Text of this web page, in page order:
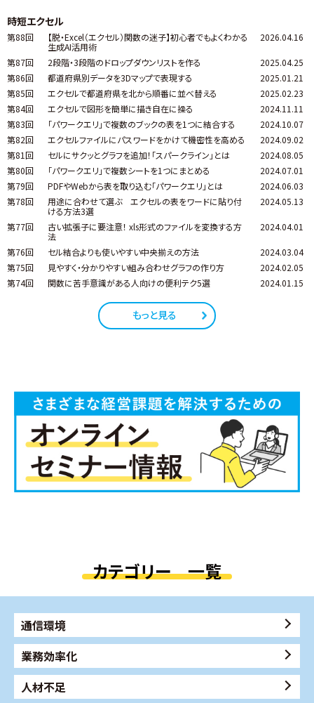
時短エクセル
第88回
【脱・Excel（エクセル）関数の迷子】初心者でもよくわかる
生成AI活用術
2026.04.16
第87回 2段階・3段階のドロップダウンリストを作る
2025.04.25
第86回
都道府県別データを3Dマップで表現する
2025.01.21
第85回
エクセルで都道府県を北から順番に並べ替える
2025.02.23
第84回
エクセルで図形を簡単に描き自在に操る
2024.11.11
第83回
「パワークエリ」で複数のブックの表を1つに結合する
2024.10.07
第82回
エクセルファイルにパスワードをかけて機密性を高める
2024.09.02
第81回
セルにサクッとグラフを追加！「スパークライン」とは
2024.08.05
第80回
「パワークエリ」で複数シートを1つにまとめる
2024.07.01
第79回
PDFやWebから表を取り込む「パワークエリ」とは
2024.06.03
第78回
用途に合わせて選ぶ エクセルの表をワードに貼り付
ける方法3選
2024.05.13
第77回
古い拡張子に要注意！ xls形式のファイルを変換する方
法
2024.04.01
第76回 セル結合よりも使いやすい中央揃えの方法
2024.03.04
第75回
見やすく・分かりやすい組み合わせグラフの作り方
2024.02.05
第74回
関数に苦手意識がある人向けの便利テク5選 2024.01.15
もっと見る
カテゴリー 一覧
通信環境
業務効率化
人材不足